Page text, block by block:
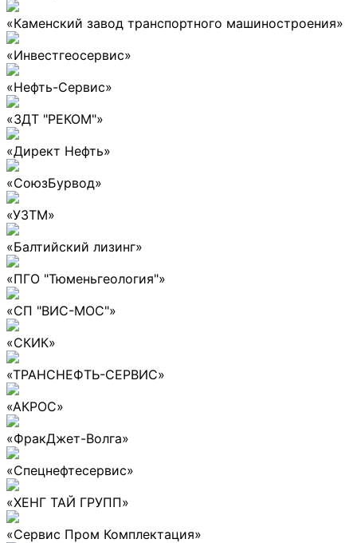
«Каменский завод транспортного машиностроения»
«Инвестгеосервис»
«Нефть-Сервис»
«ЗДТ "РЕКОМ"»
«Директ Нефть»
«СоюзБурвод»
«УЗТМ»
«Балтийский лизинг»
«ПГО "Тюменьгеология"»
«СП "ВИС-МОС"»
«СКИК»
«ТРАНСНЕФТЬ-СЕРВИС»
«АКРОС»
«ФракДжет-Волга»
«Спецнефтесервис»
«ХЕНГ ТАЙ ГРУПП»
«Сервис Пром Комплектация»